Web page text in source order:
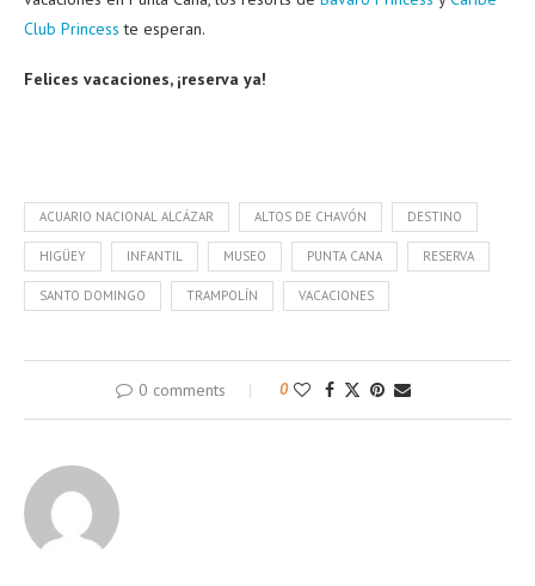
Club Princess te esperan.
Felices vacaciones, ¡reserva ya!
ACUARIO NACIONAL ALCÁZAR ALTOS DE CHAVÓN DESTINO
HIGÜEY INFANTIL MUSEO PUNTA CANA RESERVA
SANTO DOMINGO TRAMPOLÍN VACACIONES
0 comments 0